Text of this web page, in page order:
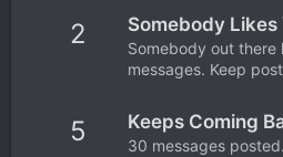
2 Somebody Likes
Somebody out there
messages. Keep
5 Keeps Coming
30 messages